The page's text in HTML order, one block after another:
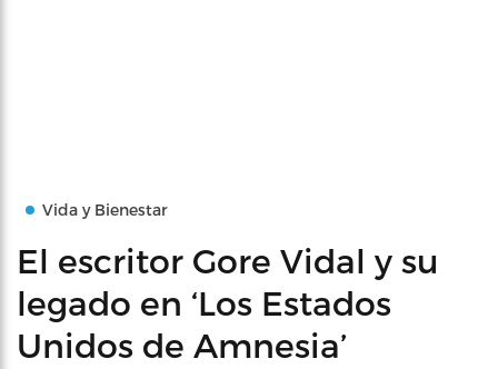
Vida y Bienestar
El escritor Gore Vidal y su
legado en ‘Los Estados
Unidos de Amnesia’